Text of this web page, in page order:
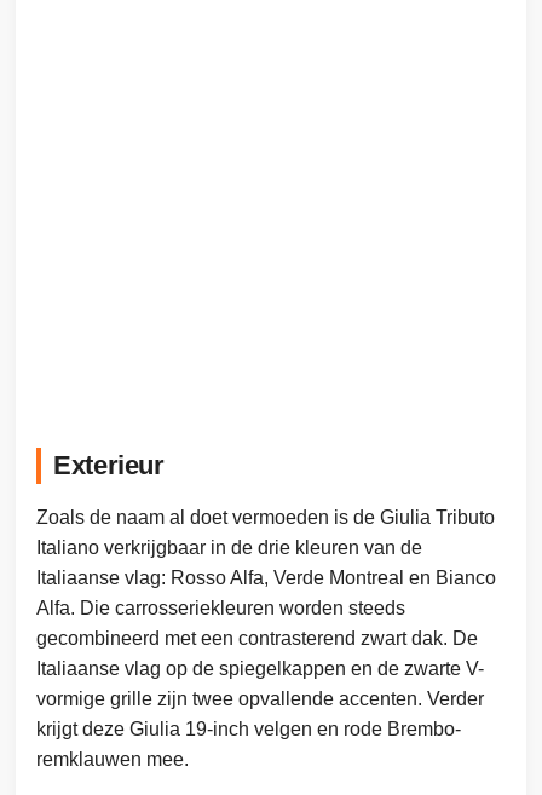
Exterieur
Zoals de naam al doet vermoeden is de Giulia Tributo
Italiano verkrijgbaar in de drie kleuren van de
Italiaanse vlag: Rosso Alfa, Verde Montreal en Bianco
Alfa. Die carrosseriekleuren worden steeds
gecombineerd met een contrasterend zwart dak. De
Italiaanse vlag op de spiegelkappen en de zwarte V-
vormige grille zijn twee opvallende accenten. Verder
krijgt deze Giulia 19-inch velgen en rode Brembo-
remklauwen mee.